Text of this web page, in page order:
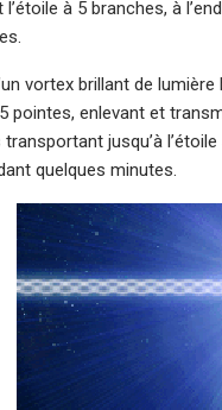
à 5 branches, à
vortex brillant de
pointes, enlevant et
jusqu’à
quelques minutes.